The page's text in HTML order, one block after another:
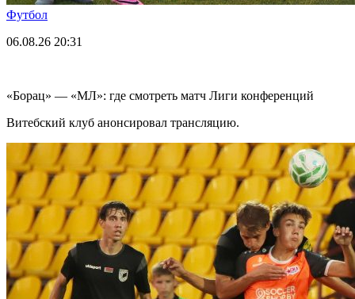
Футбол
06.08.26 20:31
«Борац» — «МЛ»: где смотреть матч Лиги конференций
Витебский клуб анонсировал трансляцию.